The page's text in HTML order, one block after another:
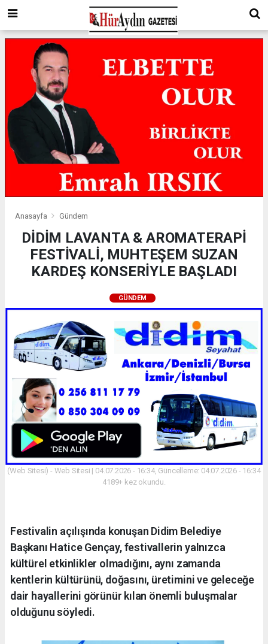
Anasayfa Gündem
DİDİM LAVANTA & AROMATERAPİ
FESTİVALİ, MUHTEŞEM SUZAN
KARDEŞ KONSERİYLE BAŞLADI
GÜNDEM
(Web Sitesi) - Web Sitesi | 04.07.2026 - 16:34, Güncelleme: 04.07.2026 - 16:34
4189+ kez okundu.
Festivalin açılışında konuşan Didim Belediye
Başkanı Hatice Gençay, festivallerin yalnızca
kültürel etkinlikler olmadığını, aynı zamanda
kentlerin kültürünü, doğasını, üretimini ve geleceğe
dair hayallerini görünür kılan önemli buluşmalar
olduğunu söyledi.